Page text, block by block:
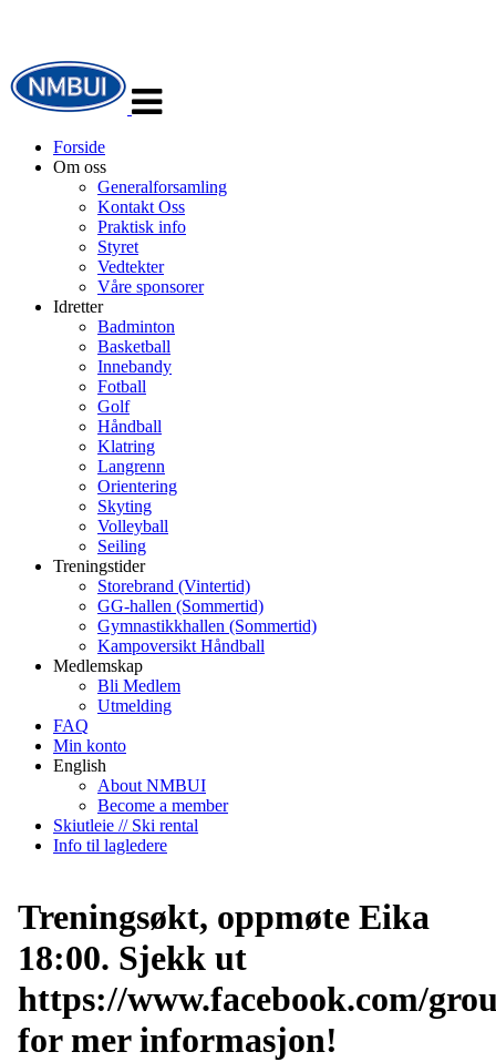
navigasjon
Forside
Om oss
Generalforsamling
Kontakt Oss
Praktisk info
Styret
Vedtekter
Våre sponsorer
Idretter
Badminton
Basketball
Innebandy
Fotball
Golf
Håndball
Klatring
Langrenn
Orientering
Skyting
Volleyball
Seiling
Treningstider
Storebrand (Vintertid)
GG-hallen (Sommertid)
Gymnastikkhallen (Sommertid)
Kampoversikt Håndball
Medlemskap
Bli Medlem
Utmelding
FAQ
Min konto
English
About NMBUI
Become a member
Skiutleie // Ski rental
Info til lagledere
Treningsøkt, oppmøte Eika
18:00. Sjekk ut
https://www.facebook.com/
for mer informasjon!